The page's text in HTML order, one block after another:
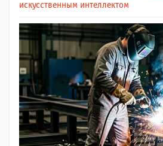
искусственным интеллектом